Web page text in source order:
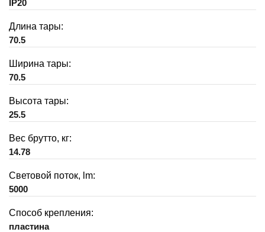
IP20
Длина тары:
70.5
Ширина тары:
70.5
Высота тары:
25.5
Вес брутто, кг:
14.78
Световой поток, lm:
5000
Способ крепления:
пластина